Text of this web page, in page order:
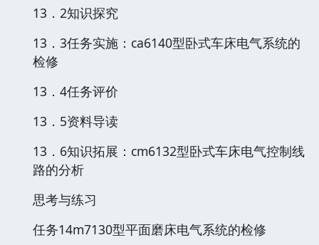
13．2知识探究
13．3任务实施：ca6140型卧式车床电气系统的
检修
13．4任务评价
13．5资料导读
13．6知识拓展：cm6132型卧式车床电气控制线
路的分析
思考与练习
任务14m7130型平面磨床电气系统的检修